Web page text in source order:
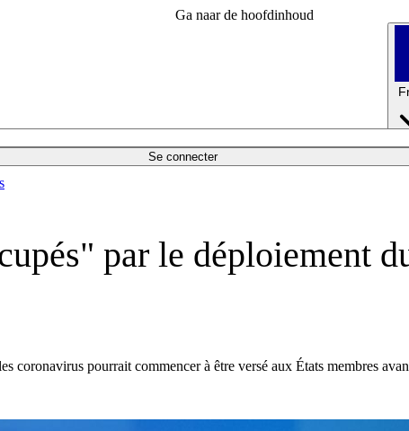
Ga naar de hoofdinhoud
Se connecter
par le déploiement
coronavirus pourrait commencer à être versé aux États membres